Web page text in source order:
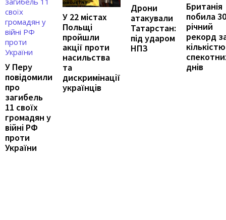
У Перу
повідомили
про
загибель
11 своїх
громадян у
війні РФ
проти
України
У 22 містах
Польщі
пройшли
акції проти
насильства
та
дискримінації
українців
Дрони
атакували
Татарстан:
під ударом
НПЗ
Британія
побила
річний
рекорд
кількістю
днів